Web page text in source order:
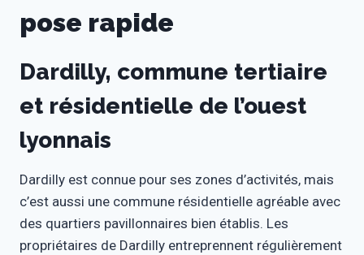
pose rapide
Dardilly, commune tertiaire
et résidentielle de l’ouest
lyonnais
Dardilly est connue pour ses zones d’activités, mais
c’est aussi une commune résidentielle agréable avec
des quartiers pavillonnaires bien établis. Les
propriétaires de Dardilly entreprennent régulièrement